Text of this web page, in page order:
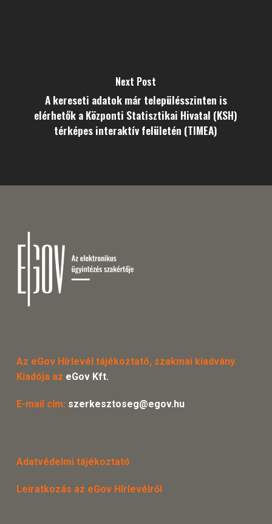
Next Post
A kereseti adatok már településszinten is
elérhetők a Központi Statisztikai Hivatal (KSH)
térképes interaktív felületén (TIMEA)
Az eGov Hírlevél tájékoztató, szakmai kiadvány.
Kiadója az eGov Kft.
E-mail cím: szerkesztoseg@egov.hu
Adatvédelmi tájékoztató
Leiratkozás az eGov Hírlevélről